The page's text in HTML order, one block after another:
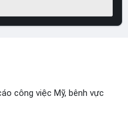
công việc Mỹ, bênh vực